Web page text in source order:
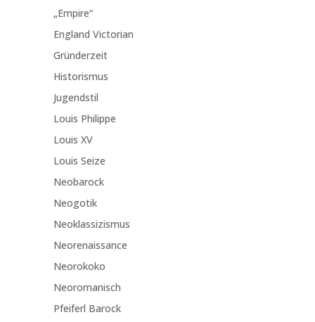
„Empire“
England Victorian
Gründerzeit
Historismus
Jugendstil
Louis Philippe
Louis XV
Louis Seize
Neobarock
Neogotik
Neoklassizismus
Neorenaissance
Neorokoko
Neoromanisch
Pfeiferl Barock